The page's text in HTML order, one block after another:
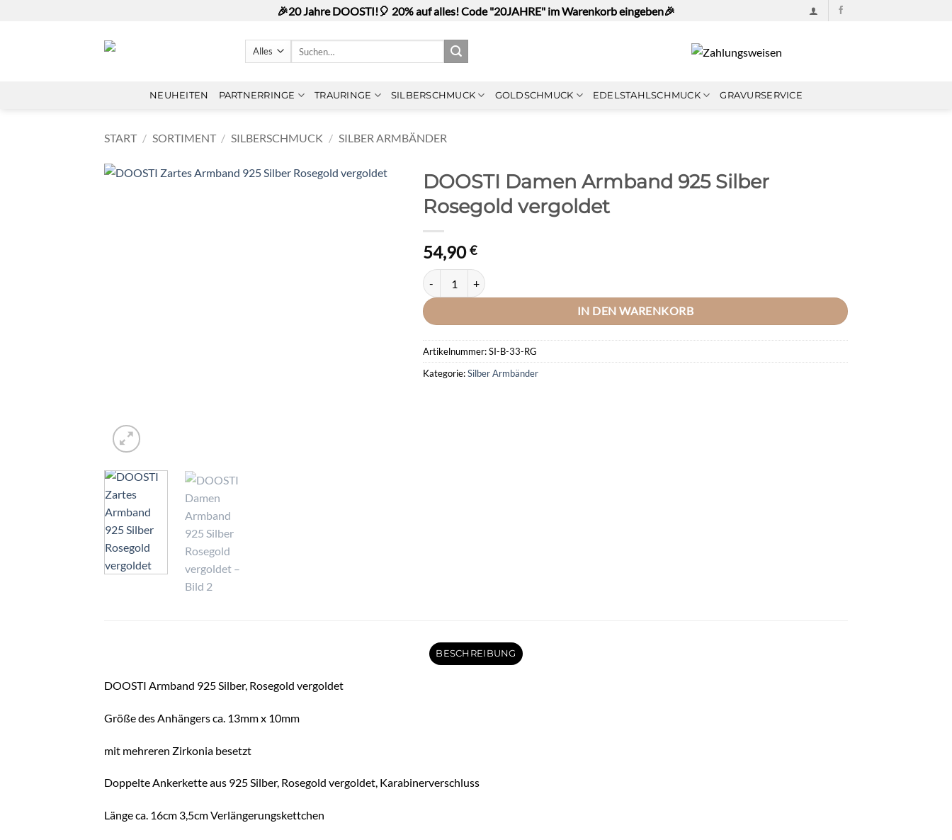
🎉20 Jahre DOOSTI!🎈 20% auf alles! Code "20JAHRE" im Warenkorb eingeben🎉
NEUHEITEN PARTNERRINGE TRAURINGE SILBERSCHMUCK GOLDSCHMUCK EDELSTAHLSCHMUCK GRAVURSERVICE
START / SORTIMENT / SILBERSCHMUCK / SILBER ARMBÄNDER
DOOSTI Damen Armband 925 Silber
Rosegold vergoldet
54,90€
DOOSTI Damen Armband 925 Silber Rosegold vergoldet Menge
IN DEN WARENKORB
Artikelnummer:SI-B-33-RG
Kategorie:Silber Armbänder
BESCHREIBUNG
DOOSTI Armband 925 Silber, Rosegold vergoldet
Größe des Anhängers ca. 13mm x 10mm
mit mehreren Zirkonia besetzt
Doppelte Ankerkette aus 925 Silber, Rosegold vergoldet, Karabinerverschluss
Länge ca. 16cm 3,5cm Verlängerungskettchen